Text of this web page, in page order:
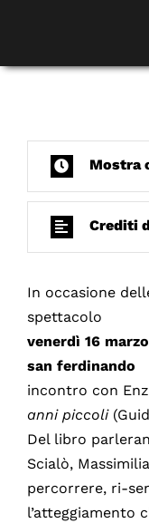
Mostra
Crediti
In occasione
spettacolo
venerdì 16
san ferdinando
incontro con
anni piccoli
Del libro
Scialò,
percorrere, ri-
l’atteggiamento